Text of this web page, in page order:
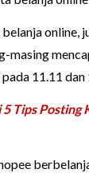
online,
masing
11.11 dan
Tips Posting